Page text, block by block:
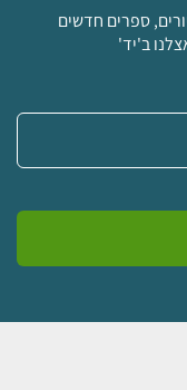
ספרים חדשים
ב'יד'